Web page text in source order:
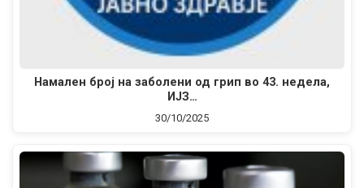
Намален број на заболени од грип во 43. недела,
ИЈЗ…
30/10/2025